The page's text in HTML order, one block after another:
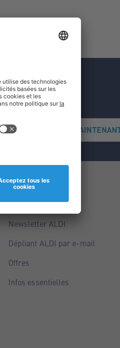
S'INSCRIRE
Service
Points ALDI
Newsletter ALDI
Dépliant ALDI par e-mail
Offres
Infos essentielles